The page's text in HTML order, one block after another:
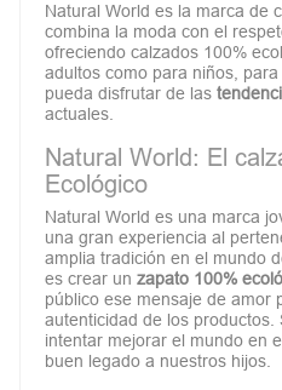
Natural World es la marca de
combina la moda con el
ofreciendo calzados 100%
adultos como para niños,
pueda disfrutar de las
actuales.
Natural World: El
Ecológico
Natural World es una marca
una gran experiencia al
amplia tradición en el mundo
es crear unzapato 100%
público ese mensaje de amor
autenticidad de los productos.
intentar mejorar el mundo en
buen legado a nuestros hijos.